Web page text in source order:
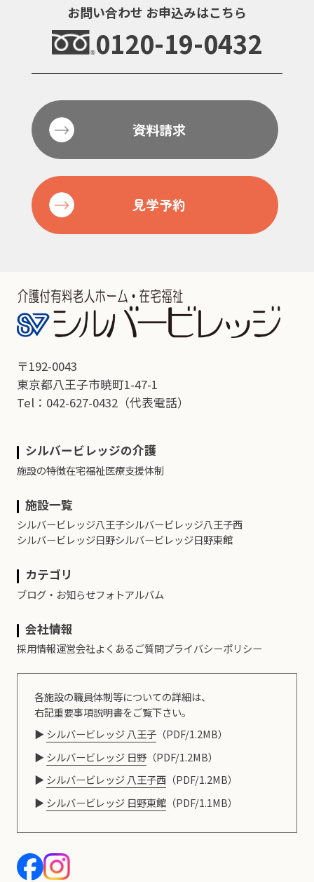
お問い合わせ お申込みはこちら
0120-19-0432
資料請求
見学予約
〒192-0043
東京都八王子市暁町1-47-1
Tel：042-627-0432（代表電話）
シルバービレッジの介護
施設の特徴在宅福祉医療支援体制
施設一覧
シルバービレッジ八王子シルバービレッジ八王子西
シルバービレッジ日野シルバービレッジ日野東館
カテゴリ
ブログ・お知らせフォトアルバム
会社情報
採用情報運営会社よくあるご質問プライバシーポリシー
各施設の職員体制等についての詳細は、
右記重要事項説明書をご覧下さい。
シルバービレッジ 八王子（PDF/1.2MB）
シルバービレッジ 日野（PDF/1.2MB）
シルバービレッジ 八王子西（PDF/1.2MB）
シルバービレッジ 日野東館（PDF/1.1MB）